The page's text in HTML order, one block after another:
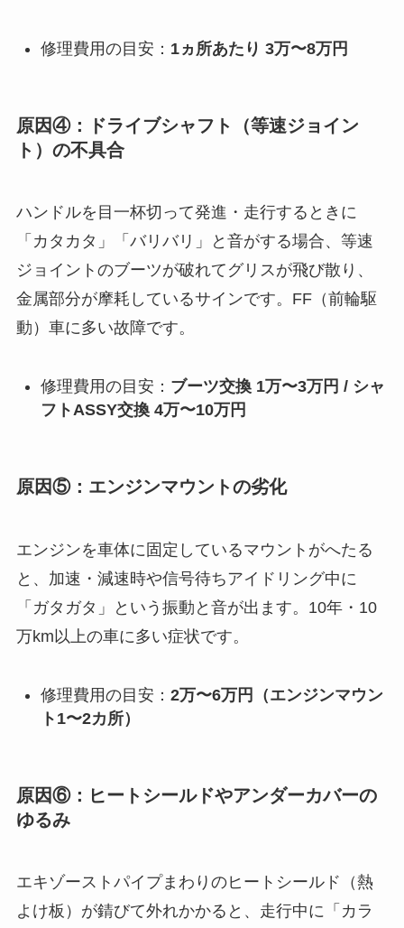
修理費用の目安： 1ヵ所あたり 3万〜8万円
原因④：ドライブシャフト（等速ジョイン
ト）の不具合
ハンドルを目一杯切って発進・走行するときに
「カタカタ」「バリバリ」と音がする場合、等速
ジョイントのブーツが破れてグリスが飛び散り、
金属部分が摩耗しているサインです。FF（前輪駆
動）車に多い故障です。
修理費用の目安： ブーツ交換 1万〜3万円 / シャ
フトASSY交換 4万〜10万円
原因⑤：エンジンマウントの劣化
エンジンを車体に固定しているマウントがへたる
と、加速・減速時や信号待ちアイドリング中に
「ガタガタ」という振動と音が出ます。10年・10
万km以上の車に多い症状です。
修理費用の目安： 2万〜6万円（エンジンマウン
ト1〜2カ所）
原因⑥：ヒートシールドやアンダーカバーの
ゆるみ
エキゾーストパイプまわりのヒートシールド（熱
よけ板）が錆びて外れかかると、走行中に「カラ